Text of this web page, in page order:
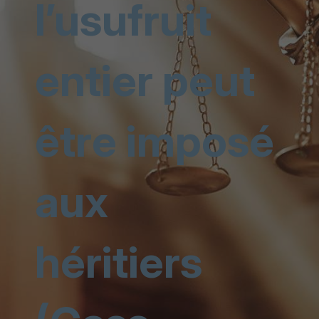
l’usufruit
entier peut
être imposé
aux
héritiers